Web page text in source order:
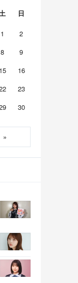
日
1
2
8
9
15
16
23
30
»